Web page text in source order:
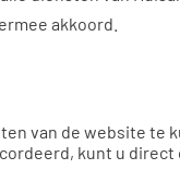
akkoord.
van de website te
kunt u direct